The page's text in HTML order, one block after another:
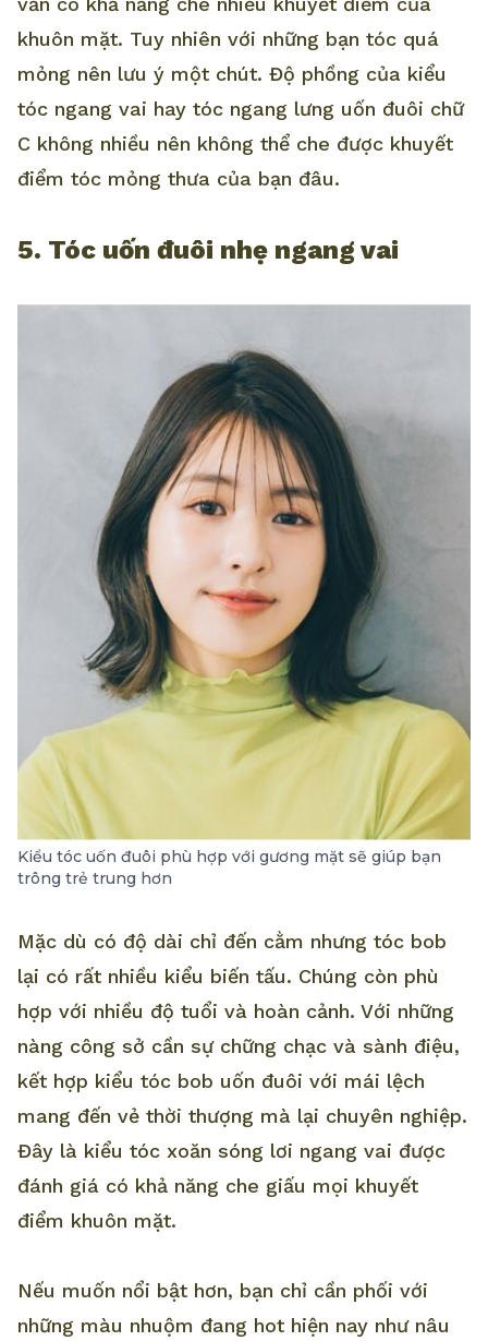
khuôn mặt. Tuy nhiên với những bạn tóc quá
mỏng nên lưu ý một chút. Độ phồng của kiểu
tóc ngang vai hay tóc ngang lưng uốn đuôi chữ
C không nhiều nên không thể che được khuyết
điểm tóc mỏng thưa của bạn đâu.
5. Tóc uốn đuôi nhẹ ngang vai
Kiểu tóc uốn đuôi phù hợp với gương mặt sẽ giúp bạn
trông trẻ trung hơn
Mặc dù có độ dài chỉ đến cằm nhưng tóc bob
lại có rất nhiều kiểu biến tấu. Chúng còn phù
hợp với nhiều độ tuổi và hoàn cảnh. Với những
nàng công sở cần sự chững chạc và sành điệu,
kết hợp kiểu tóc bob uốn đuôi với mái lệch
mang đến vẻ thời thượng mà lại chuyên nghiệp.
Đây là kiểu tóc xoăn sóng lơi ngang vai được
đánh giá có khả năng che giấu mọi khuyết
điểm khuôn mặt.
Nếu muốn nổi bật hơn, bạn chỉ cần phối với
những màu nhuộm đang hot hiện nay như nâu